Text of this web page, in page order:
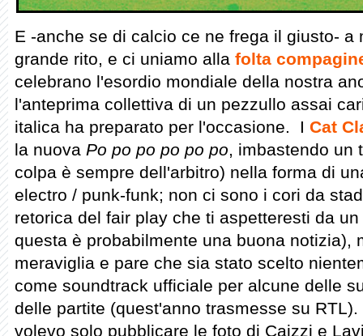
E -anche se di calcio ce ne frega il giusto- a
grande rito, e ci uniamo alla folta
celebrano l'esordio mondiale della nostra
l'anteprima collettiva di un pezzullo assai
italica ha preparato per l'occasione. I Cat
la nuova Po po po po po po, imbastendo un
colpa è sempre dell'arbitro) nella forma di
electro / punk-funk; non ci sono i cori da
retorica del fair play che ti aspetteresti da
questa è probabilmente una buona notizia),
meraviglia e pare che sia stato scelto
come soundtrack ufficiale per alcune delle
delle partite (quest'anno trasmesse su
volevo solo pubblicare le foto di Caizzi e